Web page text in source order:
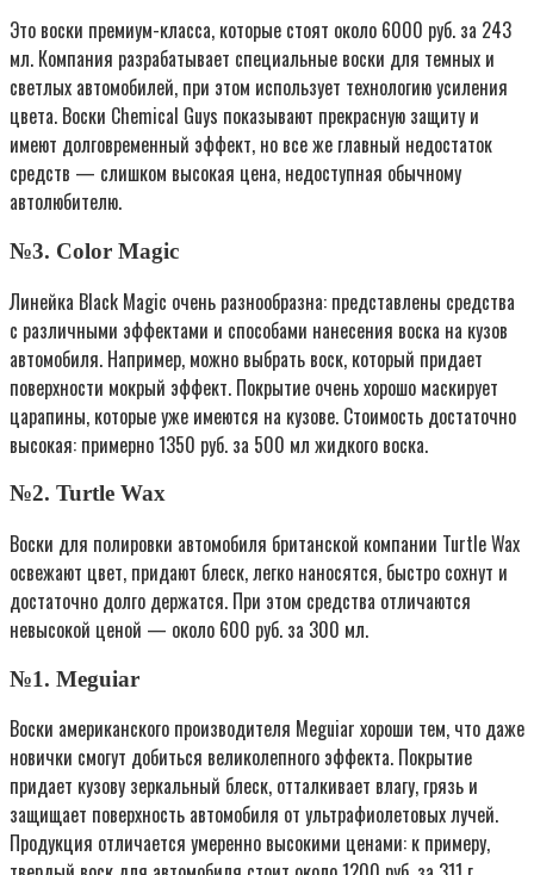
Это воски премиум-класса, которые стоят около 6000 руб. за 243
мл. Компания разрабатывает специальные воски для темных и
светлых автомобилей, при этом использует технологию усиления
цвета. Воски Chemical Guys показывают прекрасную защиту и
имеют долговременный эффект, но все же главный недостаток
средств — слишком высокая цена, недоступная обычному
автолюбителю.
№3. Color Magic
Линейка Black Magic очень разнообразна: представлены средства
с различными эффектами и способами нанесения воска на кузов
автомобиля. Например, можно выбрать воск, который придает
поверхности мокрый эффект. Покрытие очень хорошо маскирует
царапины, которые уже имеются на кузове. Стоимость достаточно
высокая: примерно 1350 руб. за 500 мл жидкого воска.
№2. Turtle Wax
Воски для полировки автомобиля британской компании Turtle Wax
освежают цвет, придают блеск, легко наносятся, быстро сохнут и
достаточно долго держатся. При этом средства отличаются
невысокой ценой — около 600 руб. за 300 мл.
№1. Meguiar
Воски американского производителя Meguiar хороши тем, что даже
новички смогут добиться великолепного эффекта. Покрытие
придает кузову зеркальный блеск, отталкивает влагу, грязь и
защищает поверхность автомобиля от ультрафиолетовых лучей.
Продукция отличается умеренно высокими ценами: к примеру,